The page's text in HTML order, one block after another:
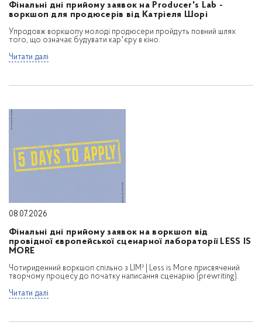
Фінальні дні прийому заявок на Producer's Lab -
воркшоп для продюсерів від Катріеля Шорі
Упродовж воркшопу молоді продюсери пройдуть повний шлях
того, що означає будувати карʼєру в кіно.
Читати далі
08.07.2026
Фінальні дні прийому заявок на воркшоп від
провідної європейської сценарної лабораторії LESS IS
MORE
Чотириденний воркшоп спільно з LIM² | Less is More присвячений
творчому процесу до початку написання сценарію (prewriting).
Читати далі